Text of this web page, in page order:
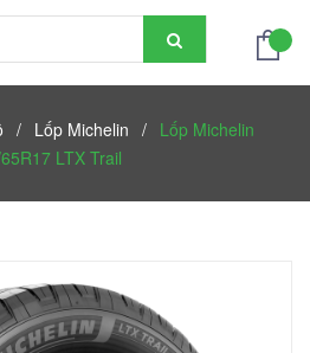
/ Lốp Michelin / Lốp Michelin
LTX Trail